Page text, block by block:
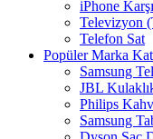
iPhone
Televizyon
Telefon Sat
Popüler Marka
Samsung
JBL
Philips
Samsung